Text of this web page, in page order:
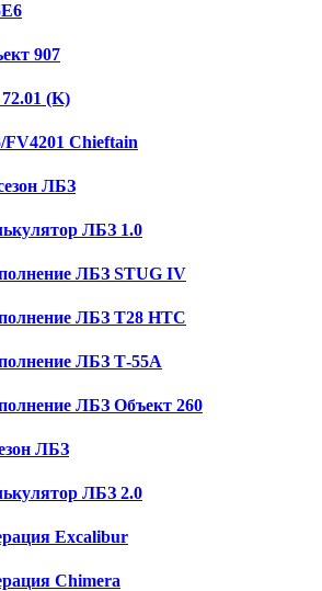
907
(K)
FV4201 Chieftain
ЛБЗ
ЛБЗ 1.0
ЛБЗ STUG IV
ЛБЗ T28 HTC
ЛБЗ Т-55А
ЛБЗ Объект 260
ЛБЗ
ЛБЗ 2.0
Excalibur
Chimera